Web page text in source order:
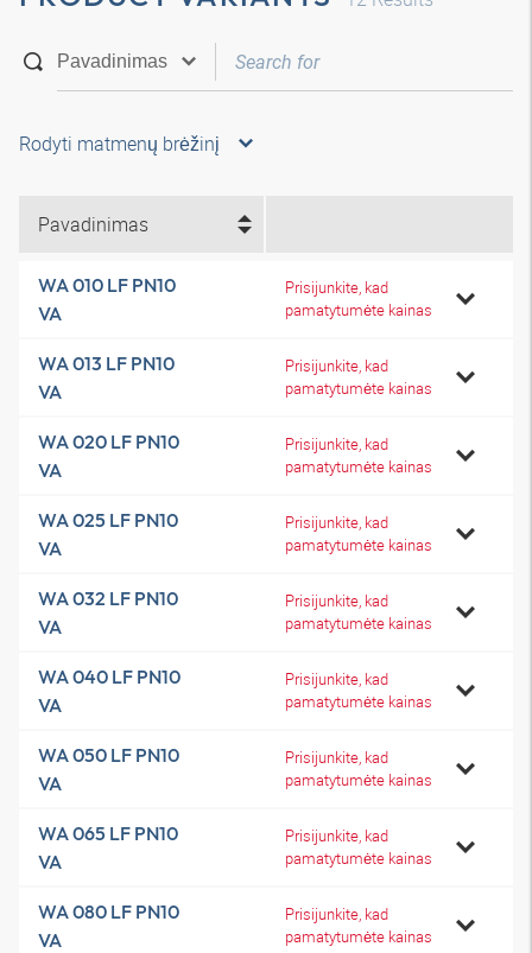
Rodyti matmenų brėžinį
Pavadinimas
WA 010 LF PN10
VA
Prisijunkite, kad
pamatytumėte kainas
WA 013 LF PN10
VA
Prisijunkite, kad
pamatytumėte kainas
WA 020 LF PN10
VA
Prisijunkite, kad
pamatytumėte kainas
WA 025 LF PN10
VA
Prisijunkite, kad
pamatytumėte kainas
WA 032 LF PN10
VA
Prisijunkite, kad
pamatytumėte kainas
WA 040 LF PN10
VA
Prisijunkite, kad
pamatytumėte kainas
WA 050 LF PN10
VA
Prisijunkite, kad
pamatytumėte kainas
WA 065 LF PN10
VA
Prisijunkite, kad
pamatytumėte kainas
WA 080 LF PN10
VA
Prisijunkite, kad
pamatytumėte kainas